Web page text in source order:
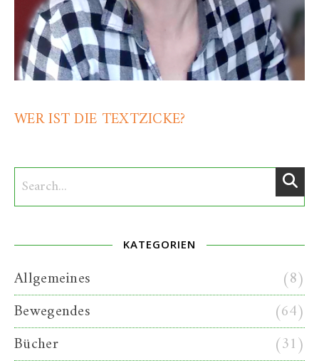
WER IST DIE TEXTZICKE?
KATEGORIEN
Allgemeines
(8)
Bewegendes
(64)
Bücher
(31)